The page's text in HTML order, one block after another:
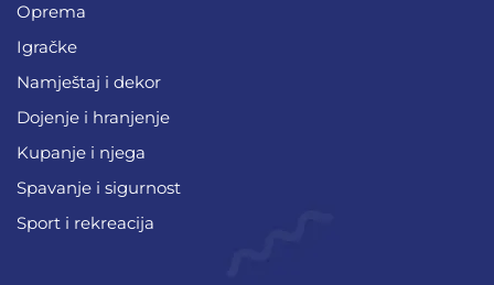
Oprema
Igračke
Namještaj i dekor
Dojenje i hranjenje
Kupanje i njega
Spavanje i sigurnost
Sport i rekreacija